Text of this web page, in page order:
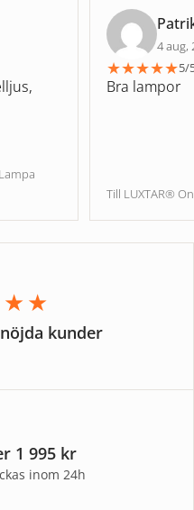
4 aug,
★★★★★5/
Bra lampor
Till LUXTAR®
kunder
1 995 kr
inom 24h